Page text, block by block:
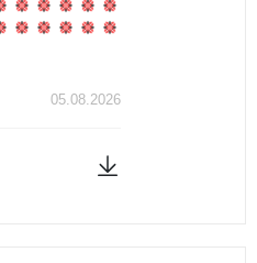
05.08.2026